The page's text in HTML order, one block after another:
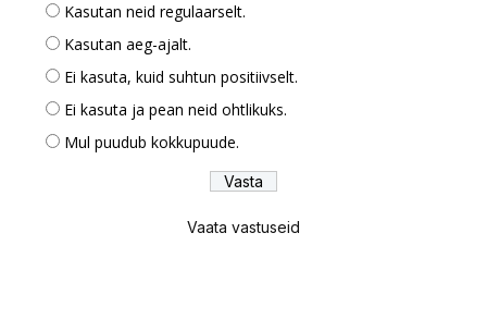
Kasutan neid regulaarselt.
Kasutan aeg-ajalt.
Ei kasuta, kuid suhtun positiivselt.
Ei kasuta ja pean neid ohtlikuks.
Mul puudub kokkupuude.
Vaata vastuseid